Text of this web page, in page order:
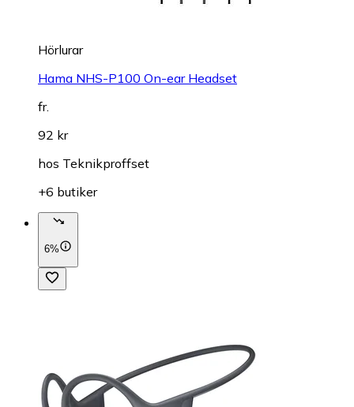
Hörlurar
Hama NHS-P100 On-ear Headset
fr.
92 kr
hos Teknikproffset
+6 butiker
6%